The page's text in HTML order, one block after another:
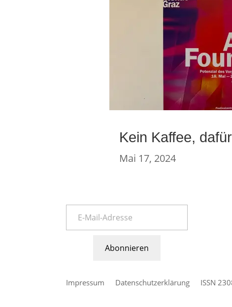
Kein Kaffee,
Mai 17, 2024
Abonnieren
Impressum Datenschutzerklärung ISSN